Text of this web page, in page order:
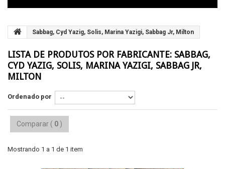
Sabbag, Cyd Yazig, Solis, Marina Yazigi, Sabbag Jr, Milton
LISTA DE PRODUTOS POR FABRICANTE: SABBAG,
CYD YAZIG, SOLIS, MARINA YAZIGI, SABBAG JR,
MILTON
Ordenado por
Comparar ( 0 )
Mostrando 1 a 1 de 1 item